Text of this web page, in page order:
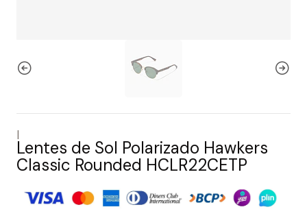
|
Lentes de Sol Polarizado Hawkers
Classic Rounded HCLR22CETP